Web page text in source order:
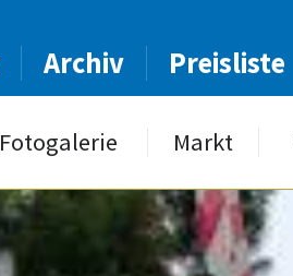
Archiv Preisliste
Fotogalerie Markt